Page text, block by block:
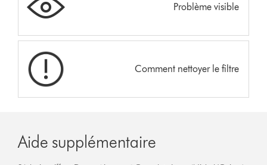
Problème visible
Comment nettoyer le filtre
Aide supplémentaire